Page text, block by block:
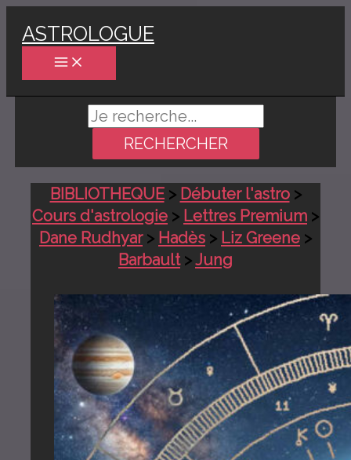
au
contenu
ASTROLOGUE
Rechercher :
BIBLIOTHEQUE> Débuter l'astro>
Cours d'astrologie > Lettres Premium >
Dane Rudhyar> Hadès > Liz Greene >
Barbault>Jung